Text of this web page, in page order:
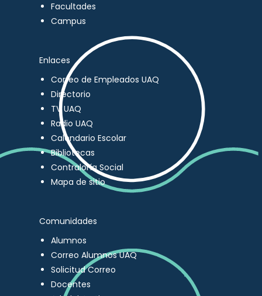
Facultades
Campus
Enlaces
Correo de Empleados UAQ
Directorio
TV UAQ
Radio UAQ
Calendario Escolar
Bibliotecas
Contraloría Social
Mapa de sitio
Comunidades
Alumnos
Correo Alumnos UAQ
Solicitud Correo
Docentes